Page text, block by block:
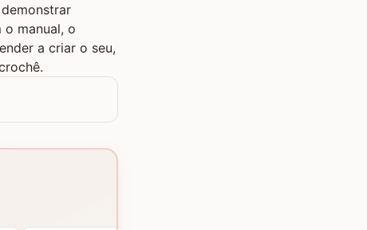
manual, o
a criar o seu,